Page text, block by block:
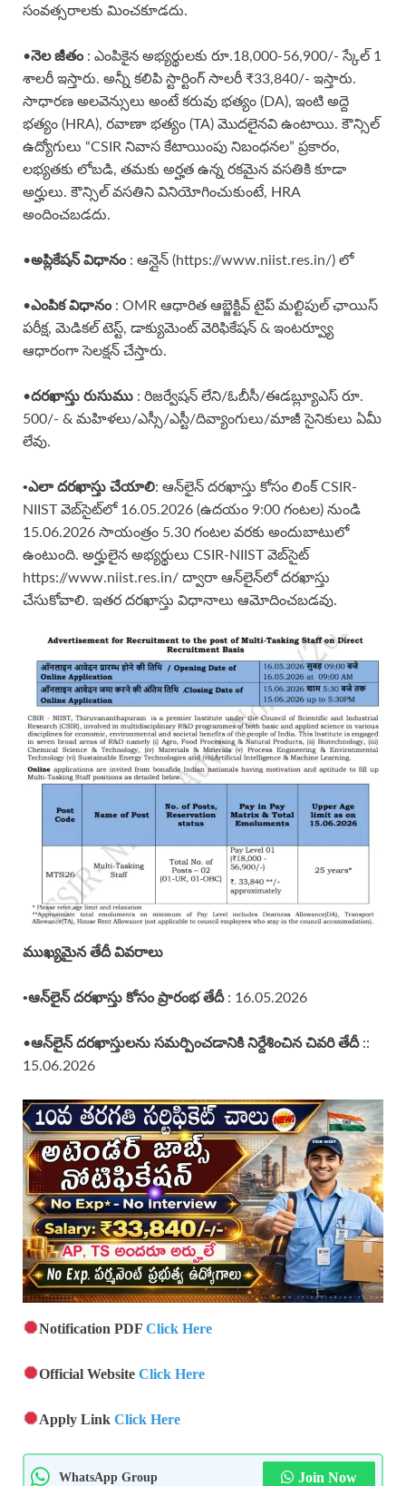
సంవత్సరాలకు మించకూడదు.
•నెల జీతం: ఎంపికైన అభ్యర్థులకు రూ.18,000-56,900/- స్కేల్ 1
శాలరీ ఇస్తారు. అన్నీ కలిపి స్టార్టింగ్ సాలరీ ₹33,840/- ఇస్తారు.
సాధారణ అలవెన్సులు అంటే కరువు భత్యం (DA), ఇంటి అద్దె
భత్యం (HRA), రవాణా భత్యం (TA) మొదలైనవి ఉంటాయి. కౌన్సిల్
ఉద్యోగులు “CSIR నివాస కేటాయింపు నిబంధనల” ప్రకారం,
లభ్యతకు లోబడి, తమకు అర్హత ఉన్న రకమైన వసతికి కూడా
అర్హులు. కౌన్సిల్ వసతిని వినియోగించుకుంటే, HRA
అందించబడదు.
•అప్లికేషన్ విధానం: ఆన్లైన్ (https://www.niist.res.in/) లో
•ఎంపిక విధానం: OMR ఆధారిత ఆబ్జెక్టివ్ టైప్ మల్టిపుల్ ఛాయిస్
పరీక్ష, మెడికల్ టెస్ట్, డాక్యుమెంట్ వెరిఫికేషన్ & ఇంటర్వ్యూ
ఆధారంగా సెలక్షన్ చేస్తారు.
•దరఖాస్తు రుసుము : రిజర్వేషన్ లేని/ఓబీసీ/ఈడబ్ల్యూఎస్ రూ.
500/- & మహిళలు/ఎస్సీ/ఎస్టీ/దివ్యాంగులు/మాజీ సైనికులు ఏమీ
లేవు.
•ఎలా దరఖాస్తు చేయాలి: ఆన్‌లైన్ దరఖాస్తు కోసం లింక్ CSIR-
NIIST వెబ్‌సైట్‌లో 16.05.2026 (ఉదయం 9:00 గంటల) నుండి
15.06.2026 సాయంత్రం 5.30 గంటల వరకు అందుబాటులో
ఉంటుంది. అర్హులైన అభ్యర్థులు CSIR-NIIST వెబ్‌సైట్
https://www.niist.res.in/ ద్వారా ఆన్‌లైన్‌లో దరఖాస్తు
చేసుకోవాలి. ఇతర దరఖాస్తు విధానాలు ఆమోదించబడవు.
ముఖ్యమైన తేదీ వివరాలు
•ఆన్‌లైన్ దరఖాస్తు కోసం ప్రారంభ తేదీ: 16.05.2026
•ఆన్‌లైన్ దరఖాస్తులను సమర్పించడానికి నిర్దేశించిన చివరి తేదీ::
15.06.2026
Notification PDFClick Here
Official WebsiteClick Here
Apply LinkClick Here
WhatsApp Group Join Now